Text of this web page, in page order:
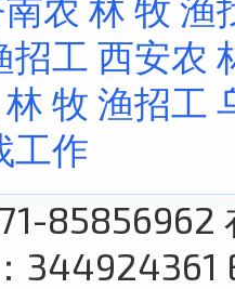
农 林 牧 渔
招工 西安农
牧 渔招工
工作
85856962
344924361